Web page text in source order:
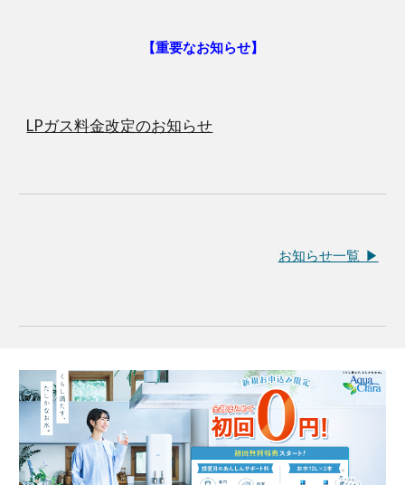
【重要なお知らせ】
LPガス料金改定のお知らせ
お知らせ一覧 ▶